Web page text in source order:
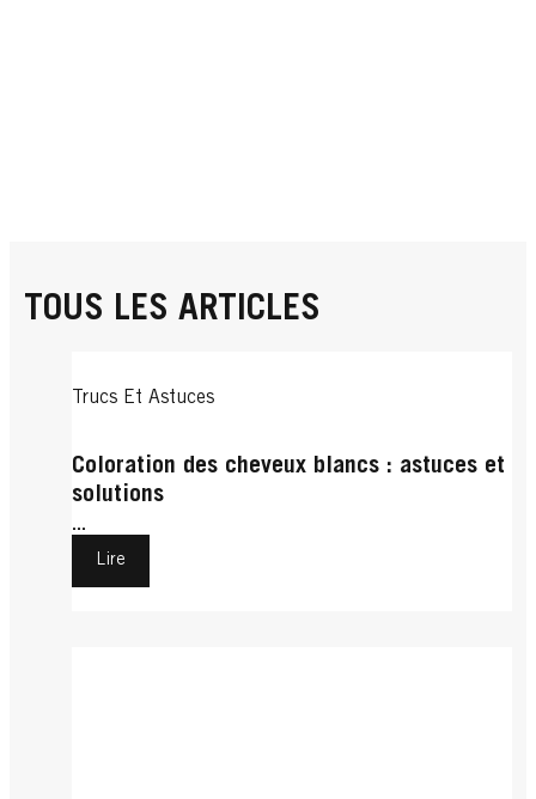
TOUS LES ARTICLES
Trucs Et Astuces
Coloration des cheveux blancs : astuces et
solutions
...
Lire